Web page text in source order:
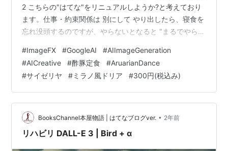
2 こちらの"はてな"をリニュアルしようか?と考えており
ます。仕事・約束関係は 別にして やり出したら、寝食を
忘れ没頭するのですが、やらないとなると "まるでやらな
は、いいましても、いつやるのか?も全く計画を 立ててお
りませんで、2025年中には 少しずつ触っていけたらな
ぁ…という気持ちです。どうぞ、よろしくお願い致しま
す。 ImageFXで魅せる-グローバルスタンダードの美へ
の挑戦2 BGM付 本…
#ImageFX #GoogleAI #AIImageGeneration
#AICreative #酢豚定食 #AruarianDance
#サイゼリヤ #ミラノ風ドリア #300円(税込み)
BooksChannel本屋物語 | はてなブログver. • 2年前
リハビリ DALL-E 3 | Bird + α